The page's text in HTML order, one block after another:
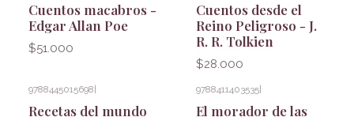
Cuentos macabros -
Edgar Allan Poe
$51.000
Cuentos desde el
Reino Peligroso - J.
R. R. Tolkien
$28.000
9788445015698|
Recetas del mundo
9788411403535|
El morador de las